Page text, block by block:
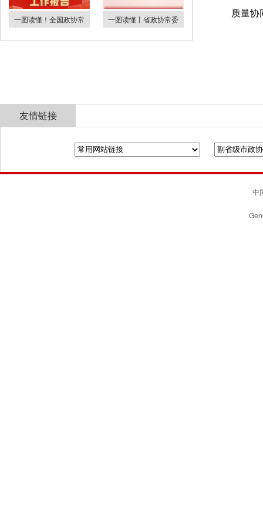
一图读懂！全国政协常 一图读懂丨省政协常委
质量协
友情链接
中